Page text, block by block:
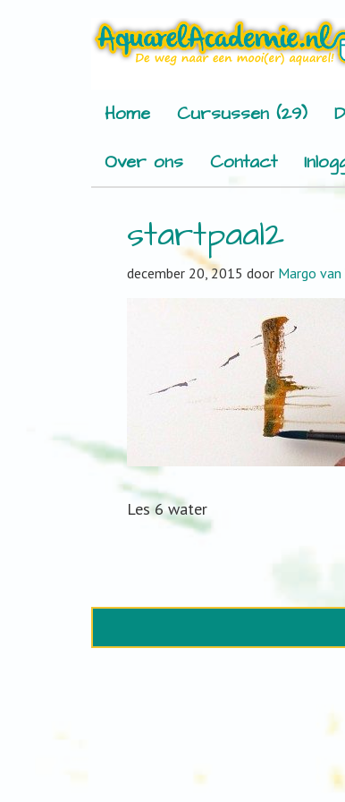
Home Cursussen (29)
Over ons
Contact
startpaal2
december 20, 2015 door Margo van
Les 6 water